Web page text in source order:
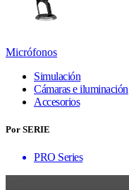
Micrófonos
Simulación
Cámaras e iluminación
Accesorios
Por SERIE
PRO Series